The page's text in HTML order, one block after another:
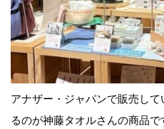
アナザー・ジャパンで販売し
るのが神藤タオルさんの商品で